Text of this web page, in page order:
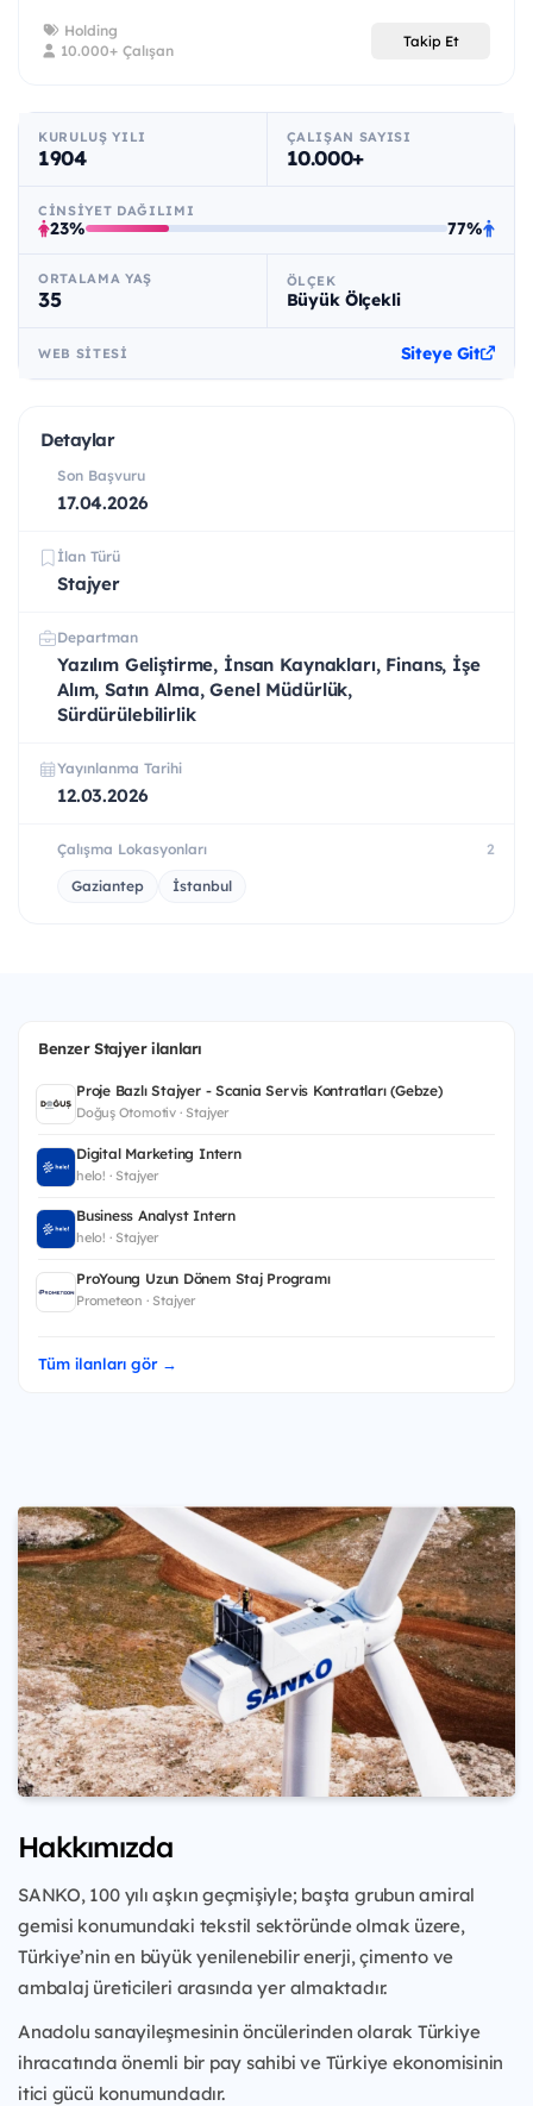
Holding
10.000+ Çalışan
Takip Et
KURULUŞ YILI
1904
ÇALIŞAN SAYISI
10.000+
CINSIYET DAĞILIMI
23% 77%
ORTALAMA YAŞ
35
ÖLÇEK
Büyük Ölçekli
WEB SITESI Siteye Git
Detaylar
Son Başvuru
17.04.2026
İlan Türü
Stajyer
Departman
Yazılım Geliştirme, İnsan Kaynakları, Finans, İşe
Alım, Satın Alma, Genel Müdürlük,
Sürdürülebilirlik
Yayınlanma Tarihi
12.03.2026
Çalışma Lokasyonları 2
Gaziantep İstanbul
Benzer Stajyer ilanları
Proje Bazlı Stajyer - Scania Servis Kontratları (Gebze)
Doğuş Otomotiv · Stajyer
Digital Marketing Intern
helo! · Stajyer
Business Analyst Intern
helo! · Stajyer
ProYoung Uzun Dönem Staj Programı
Prometeon · Stajyer
Tüm ilanları gör →
Hakkımızda
SANKO, 100 yılı aşkın geçmişiyle; başta grubun amiral
gemisi konumundaki tekstil sektöründe olmak üzere,
Türkiye’nin en büyük yenilenebilir enerji, çimento ve
ambalaj üreticileri arasında yer almaktadır.
Anadolu sanayileşmesinin öncülerinden olarak Türkiye
ihracatında önemli bir pay sahibi ve Türkiye ekonomisinin
itici gücü konumundadır.